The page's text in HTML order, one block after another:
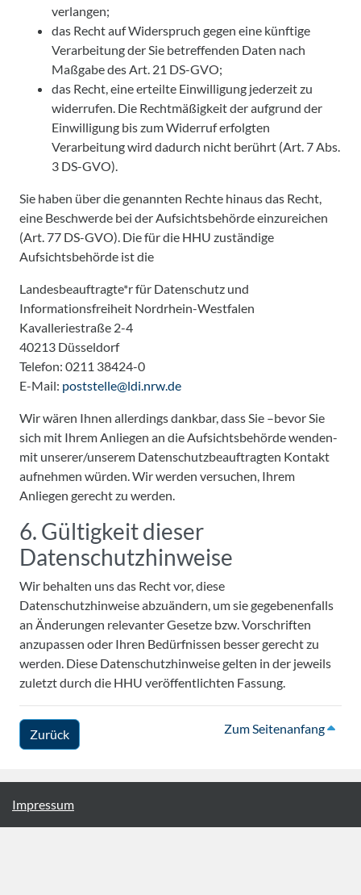
verlangen;
das Recht auf Widerspruch gegen eine künftige
Verarbeitung der Sie betreffenden Daten nach
Maßgabe des Art. 21 DS-GVO;
das Recht, eine erteilte Einwilligung jederzeit zu
widerrufen. Die Rechtmäßigkeit der aufgrund der
Einwilligung bis zum Widerruf erfolgten
Verarbeitung wird dadurch nicht berührt (Art. 7 Abs.
3 DS-GVO).
Sie haben über die genannten Rechte hinaus das Recht,
eine Beschwerde bei der Aufsichtsbehörde einzureichen
(Art. 77 DS-GVO). Die für die HHU zuständige
Aufsichtsbehörde ist die
Landesbeauftragte*r für Datenschutz und
Informationsfreiheit Nordrhein-Westfalen
Kavalleriestraße 2-4
40213 Düsseldorf
Telefon: 0211 38424-0
E-Mail: poststelle@ldi.nrw.de
Wir wären Ihnen allerdings dankbar, dass Sie –bevor Sie
sich mit Ihrem Anliegen an die Aufsichtsbehörde wenden-
mit unserer/unserem Datenschutzbeauftragten Kontakt
aufnehmen würden. Wir werden versuchen, Ihrem
Anliegen gerecht zu werden.
6. Gültigkeit dieser
Datenschutzhinweise
Wir behalten uns das Recht vor, diese
Datenschutzhinweise abzuändern, um sie gegebenenfalls
an Änderungen relevanter Gesetze bzw. Vorschriften
anzupassen oder Ihren Bedürfnissen besser gerecht zu
werden. Diese Datenschutzhinweise gelten in der jeweils
zuletzt durch die HHU veröffentlichten Fassung.
Zurück Zum Seitenanfang
Impressum